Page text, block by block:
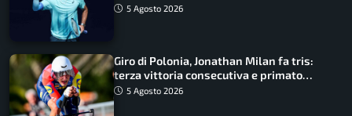
5 Agosto 2026
Giro di Polonia, Jonathan Milan fa tris:
terza vittoria consecutiva e primato
rafforzato
5 Agosto 2026